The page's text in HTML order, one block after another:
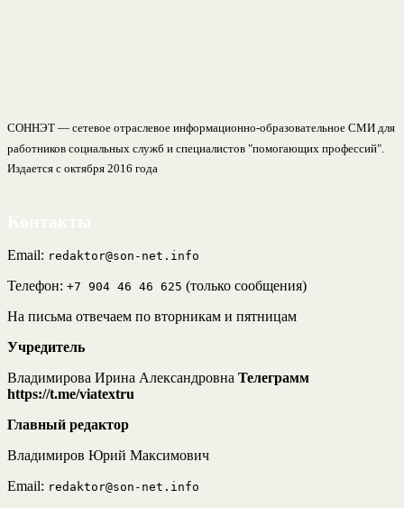
СОННЭТ — сетевое отраслевое информационно-образовательное СМИ для
работников социальных служб и специалистов "помогающих профессий".
Издается с октября 2016 года
Email: redaktor@son-net.info
Телефон: +7 904 46 46 625 (только сообщения)
На письма отвечаем по вторникам и пятницам
Учредитель
Владимирова Ирина Александровна Телеграмм
https://t.me/viatextru
Главный редактор
Владимиров Юрий Максимович
Email: redaktor@son-net.info